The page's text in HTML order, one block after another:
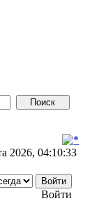
2026, 04:10:33
Войти